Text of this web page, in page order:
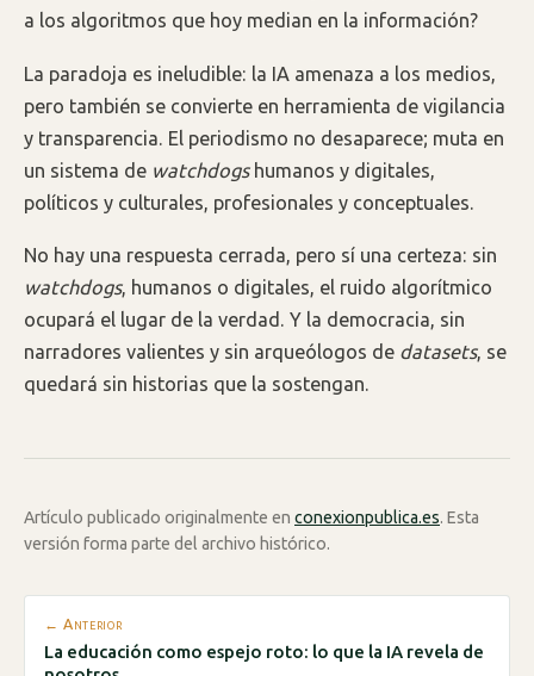
a los algoritmos que hoy median en la información?
La paradoja es ineludible: la IA amenaza a los medios,
pero también se convierte en herramienta de vigilancia
y transparencia. El periodismo no desaparece; muta en
un sistema de watchdogshumanos y digitales,
políticos y culturales, profesionales y conceptuales.
No hay una respuesta cerrada, pero sí una certeza: sin
watchdogs, humanos o digitales, el ruido algorítmico
ocupará el lugar de la verdad. Y la democracia, sin
narradores valientes y sin arqueólogos de datasets, se
quedará sin historias que la sostengan.
Artículo publicado originalmente en conexionpublica.es. Esta
versión forma parte del archivo histórico.
← Anterior
La educación como espejo roto: lo que la IA revela de